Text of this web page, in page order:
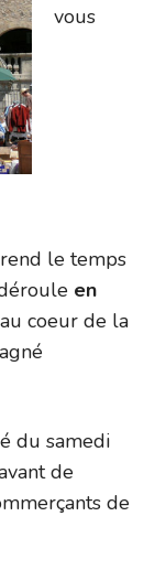
vous
le temps
en
coeur de la
du samedi
de
de